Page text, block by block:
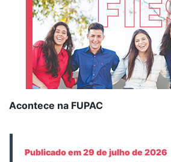
Acontece na FUPAC
Publicado em 29 de julho de 2026